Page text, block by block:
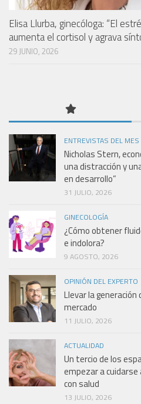
Elisa Llurba, ginecóloga: “El
aumenta el cortisol y agrava
29 JUNIO, 2026
ENTREVISTAS DEL MES
Nicholas Stern,
una distracción y
en desarrollo”
31 JULIO, 2026
GINECOLOGÍA
¿Cómo obtener
e indolora?
9 AGOSTO, 2026
OPINIÓN DEL EXPERTO
Llevar la
mercado
11 JULIO, 2026
ACTUALIDAD
Un tercio de los
empezar a
con salud
13 JULIO, 2026